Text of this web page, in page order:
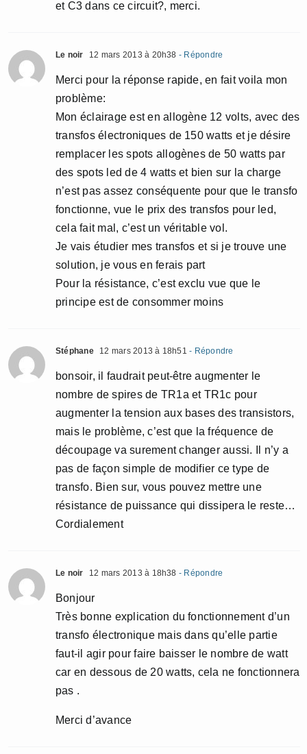
et C3 dans ce circuit?, merci.
Le noir 12 mars 2013 à 20h38 - Répondre
Merci pour la réponse rapide, en fait voila mon
problème:
Mon éclairage est en allogène 12 volts, avec des
transfos électroniques de 150 watts et je désire
remplacer les spots allogènes de 50 watts par
des spots led de 4 watts et bien sur la charge
n’est pas assez conséquente pour que le transfo
fonctionne, vue le prix des transfos pour led,
cela fait mal, c’est un véritable vol.
Je vais étudier mes transfos et si je trouve une
solution, je vous en ferais part
Pour la résistance, c’est exclu vue que le
principe est de consommer moins
Stéphane 12 mars 2013 à 18h51 - Répondre
bonsoir, il faudrait peut-être augmenter le
nombre de spires de TR1a et TR1c pour
augmenter la tension aux bases des transistors,
mais le problème, c’est que la fréquence de
découpage va surement changer aussi. Il n’y a
pas de façon simple de modifier ce type de
transfo. Bien sur, vous pouvez mettre une
résistance de puissance qui dissipera le reste…
Cordialement
Le noir 12 mars 2013 à 18h38 - Répondre
Bonjour
Très bonne explication du fonctionnement d’un
transfo électronique mais dans qu’elle partie
faut-il agir pour faire baisser le nombre de watt
car en dessous de 20 watts, cela ne fonctionnera
pas .
Merci d’avance